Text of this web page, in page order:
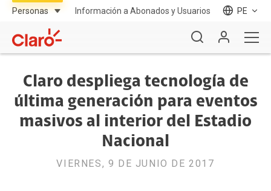
Información a Abonados y Usuarios PE
Claro despliega tecnología de
última generación para eventos
masivos al interior del Estadio
Nacional
VIERNES, 9 DE JUNIO DE 2017